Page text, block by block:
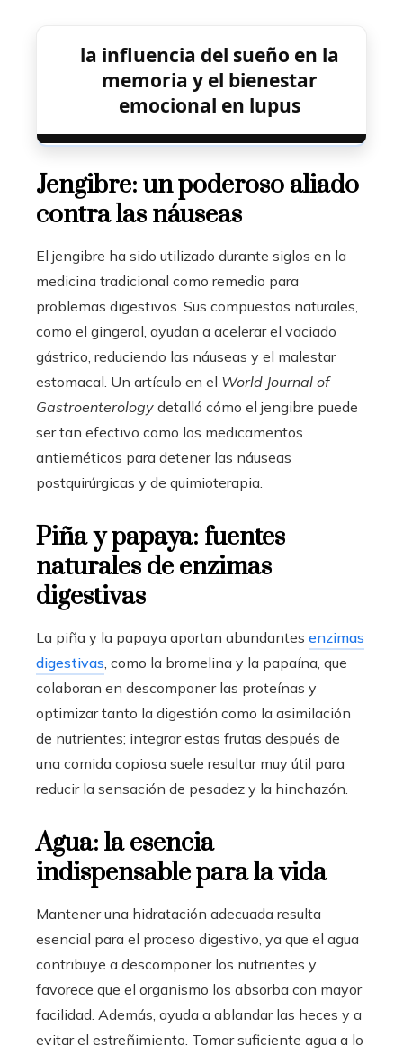
la influencia del sueño en la
memoria y el bienestar
emocional en lupus
Jengibre: un poderoso aliado
contra las náuseas
El jengibre ha sido utilizado durante siglos en la
medicina tradicional como remedio para
problemas digestivos. Sus compuestos naturales,
como el gingerol, ayudan a acelerar el vaciado
gástrico, reduciendo las náuseas y el malestar
estomacal. Un artículo en el World Journal of
Gastroenterology detalló cómo el jengibre puede
ser tan efectivo como los medicamentos
antieméticos para detener las náuseas
postquirúrgicas y de quimioterapia.
Piña y papaya: fuentes
naturales de enzimas
digestivas
La piña y la papaya aportan abundantes enzimas
digestivas, como la bromelina y la papaína, que
colaboran en descomponer las proteínas y
optimizar tanto la digestión como la asimilación
de nutrientes; integrar estas frutas después de
una comida copiosa suele resultar muy útil para
reducir la sensación de pesadez y la hinchazón.
Agua: la esencia
indispensable para la vida
Mantener una hidratación adecuada resulta
esencial para el proceso digestivo, ya que el agua
contribuye a descomponer los nutrientes y
favorece que el organismo los absorba con mayor
facilidad. Además, ayuda a ablandar las heces y a
evitar el estreñimiento. Tomar suficiente agua a lo